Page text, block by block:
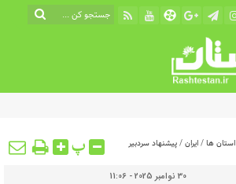
استان ها/ایران/پیشنهاد سردبیر پ
30 نوامبر 2025 - 11:06